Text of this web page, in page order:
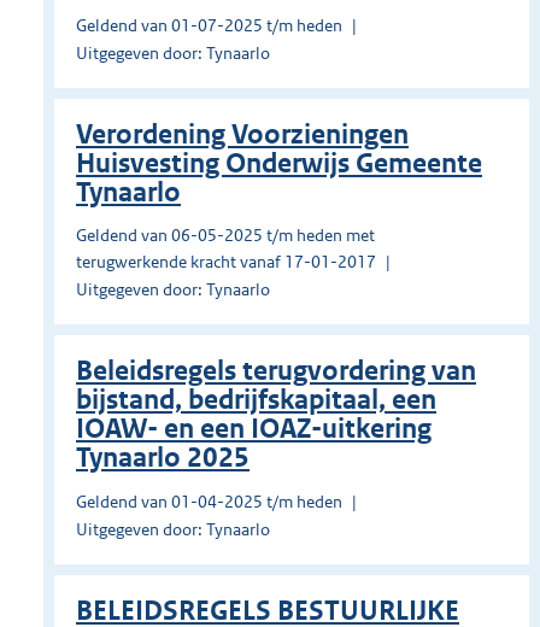
Geldend van 01-07-2025 t/m heden
Uitgegeven door: Tynaarlo
Verordening Voorzieningen
Huisvesting Onderwijs Gemeente
Tynaarlo
Geldend van 06-05-2025 t/m heden met
terugwerkende kracht vanaf 17-01-2017
Uitgegeven door: Tynaarlo
Beleidsregels terugvordering van
bijstand, bedrijfskapitaal, een
IOAW- en een IOAZ-uitkering
Tynaarlo 2025
Geldend van 01-04-2025 t/m heden
Uitgegeven door: Tynaarlo
BELEIDSREGELS BESTUURLIJKE